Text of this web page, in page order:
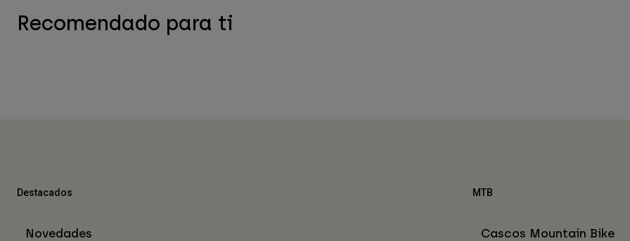
Recomendado para ti
Destacados
Novedades
MTB
Cascos Mountain Bike